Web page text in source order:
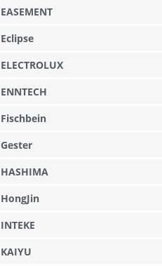
EASEMENT
Eclipse
ELECTROLUX
ENNTECH
Fischbein
Gester
HASHIMA
HongJin
INTEKE
KAIYU